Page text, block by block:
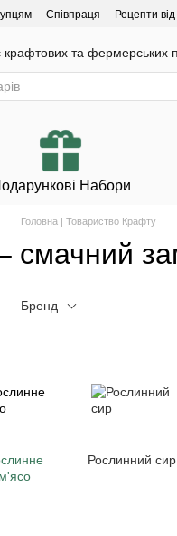
Співпраця Рецепти
та фермерських
Набори
Головна | Товариство Крафту
смачний
Бренд
м'ясо
Рослинний сир